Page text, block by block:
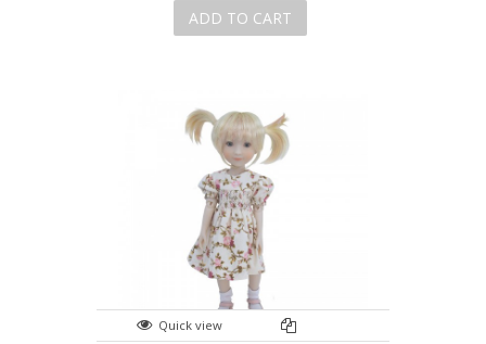
ADD TO CART
Quick view